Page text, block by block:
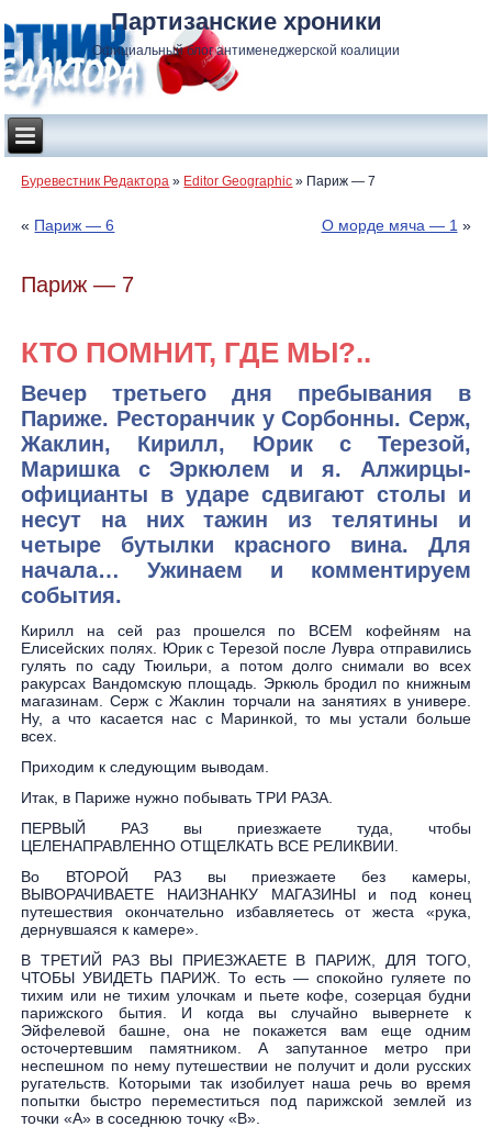
Партизанские хроники
Официальный блог антименеджерской коалиции
Буревестник Редактора » Editor Geographic » Париж — 7
« Париж — 6 О морде мяча — 1 »
Париж — 7
КТО ПОМНИТ, ГДЕ МЫ?..
Вечер третьего дня пребывания в
Париже. Ресторанчик у Сорбонны. Серж,
Жаклин, Кирилл, Юрик с Терезой,
Маришка с Эркюлем и я. Алжирцы-
официанты в ударе сдвигают столы и
несут на них тажин из телятины и
четыре бутылки красного вина. Для
начала… Ужинаем и комментируем
события.
Кирилл на сей раз прошелся по ВСЕМ кофейням на
Елисейских полях. Юрик с Терезой после Лувра отправились
гулять по саду Тюильри, а потом долго снимали во всех
ракурсах Вандомскую площадь. Эркюль бродил по книжным
магазинам. Серж с Жаклин торчали на занятиях в универе.
Ну, а что касается нас с Маринкой, то мы устали больше
всех.
Приходим к следующим выводам.
Итак, в Париже нужно побывать ТРИ РАЗА.
ПЕРВЫЙ РАЗ вы приезжаете туда, чтобы
ЦЕЛЕНАПРАВЛЕННО ОТЩЕЛКАТЬ ВСЕ РЕЛИКВИИ.
Во ВТОРОЙ РАЗ вы приезжаете без камеры,
ВЫВОРАЧИВАЕТЕ НАИЗНАНКУ МАГАЗИНЫ и под конец
путешествия окончательно избавляетесь от жеста «рука,
дернувшаяся к камере».
В ТРЕТИЙ РАЗ ВЫ ПРИЕЗЖАЕТЕ В ПАРИЖ, ДЛЯ ТОГО,
ЧТОБЫ УВИДЕТЬ ПАРИЖ. То есть — спокойно гуляете по
тихим или не тихим улочкам и пьете кофе, созерцая будни
парижского бытия. И когда вы случайно вывернете к
Эйфелевой башне, она не покажется вам еще одним
осточертевшим памятником. А запутанное метро при
неспешном по нему путешествии не получит и доли русских
ругательств. Которыми так изобилует наша речь во время
попытки быстро переместиться под парижской землей из
точки «А» в соседнюю точку «В».